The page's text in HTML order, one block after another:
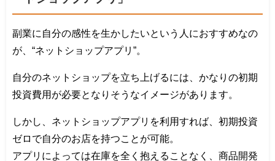
副業に自分の感性を生かしたいという人におすすめなの
が、“ネットショップアプリ”。
自分のネットショップを立ち上げるには、かなりの初期
投資費用が必要となりそうなイメージがあります。
しかし、ネットショップアプリを利用すれば、初期投資
ゼロで自分のお店を持つことが可能。
アプリによっては在庫を全く抱えることなく、商品開発